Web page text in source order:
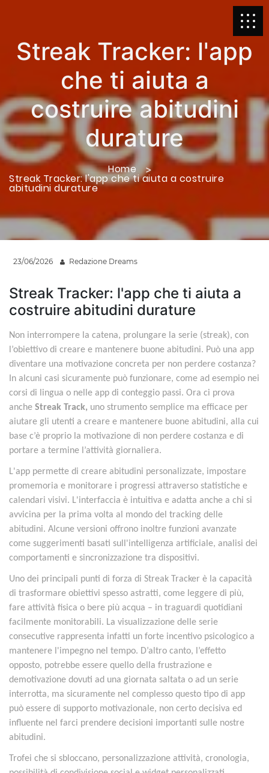
Streak Tracker: l'app
che ti aiuta a
costruire abitudini
durature
Home
Streak Tracker: l'app che ti aiuta a costruire
abitudini durature
23/06/2026 Redazione Dreams
Streak Tracker: l'app che ti aiuta a
costruire abitudini durature
Non interrompere la catena, prolungare la serie (streak), con
l’obiettivo di creare e mantenere buone abitudini. Può una app
diventare una motivazione concreta per non perdere costanza?
In alcuni casi sicuramente può funzionare, come ad esempio nei
corsi di lingua o nelle app di conteggio passi. Ora ci prova
anche Streak Track, uno strumento semplice ma efficace per
aiutare gli utenti a creare e mantenere buone abitudini, alla cui
base c’è proprio la motivazione di non perdere costanza e di
portare a termine l’attività giornaliera.
L'app permette di creare abitudini personalizzate, impostare
promemoria e monitorare i progressi attraverso statistiche e
calendari visivi. L'interfaccia è intuitiva e adatta anche a chi si
avvicina per la prima volta al mondo del tracking delle
abitudini. Alcune versioni offrono inoltre funzioni avanzate
come suggerimenti basati sull'intelligenza artificiale, analisi dei
comportamenti e sincronizzazione tra dispositivi.
Uno dei principali punti di forza di Streak Tracker è la capacità
di trasformare obiettivi spesso astratti, come leggere di più,
fare attività fisica o bere più acqua – in traguardi quotidiani
facilmente monitorabili. La visualizzazione delle serie
consecutive rappresenta infatti un forte incentivo psicologico a
mantenere l'impegno nel tempo. D’altro canto, l’effetto
opposto, potrebbe essere quello della frustrazione e
demotivazione dovuti ad una giornata saltata o ad un serie
interrotta, ma sicuramente nel complesso questo tipo di app
può essere di supporto motivazionale, non certo decisiva ed
influente nel farci prendere decisioni importanti sulle nostre
abitudini.
Trofei che si sbloccano, personalizzazione attività, cronologia,